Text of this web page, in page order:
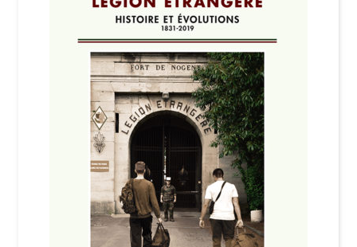
Login Customizer
Nous Contacter
Politique de confidentialité et cookies
Qui sommes-nous ?
Soutien à Philippe Randa
Suivi de la Commande